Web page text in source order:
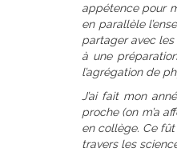
appétence pour
en parallèle
partager avec les
à une
l’agrégation de
J’ai fait mon
proche (on m’a
en collège. Ce fût
travers les